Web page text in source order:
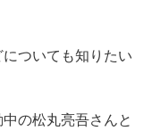
ついても知りたい
の松丸亮吾さんと